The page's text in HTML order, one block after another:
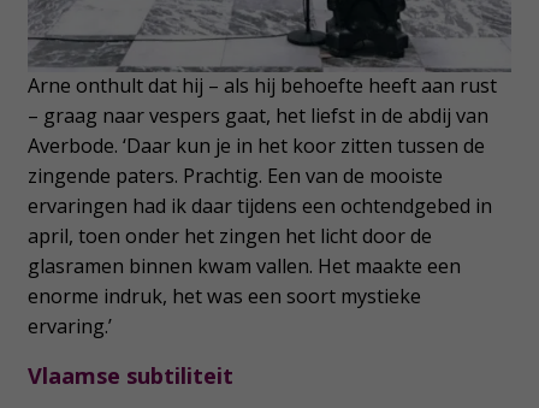
Arne onthult dat hij – als hij behoefte heeft aan rust
– graag naar vespers gaat, het liefst in de abdij van
Averbode. ‘Daar kun je in het koor zitten tussen de
zingende paters. Prachtig. Een van de mooiste
ervaringen had ik daar tijdens een ochtendgebed in
april, toen onder het zingen het licht door de
glasramen binnen kwam vallen. Het maakte een
enorme indruk, het was een soort mystieke
ervaring.’
Vlaamse subtiliteit